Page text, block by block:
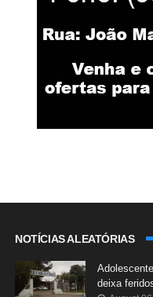
NOTÍCIAS ALEATÓRIAS
deixa